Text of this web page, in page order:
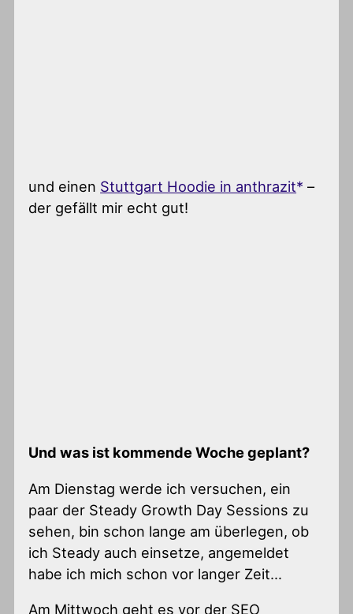
und einen Stuttgart Hoodie in anthrazit
–
der gefällt mir echt gut!
Und was ist kommende Woche geplant?
Am Dienstag werde ich versuchen, ein
paar der Steady Growth Day Sessions zu
sehen, bin schon lange am überlegen, ob
ich Steady auch einsetze, angemeldet
habe ich mich schon vor langer Zeit…
Am Mittwoch geht es vor der SEO